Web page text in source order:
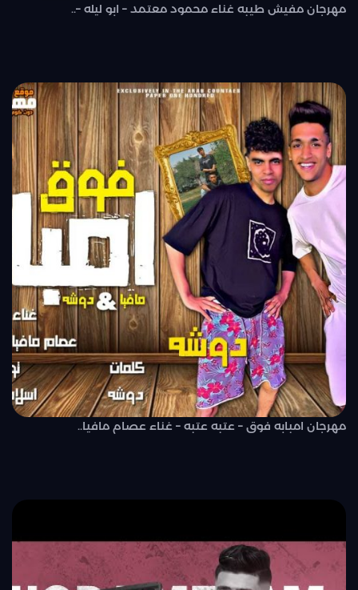
مهرجان مفيش طيبه غناء محمود معتمد – ابو ليله –..
مهرجان امبابه فوق – عتبه عتبه – غناء عصام مافيا..